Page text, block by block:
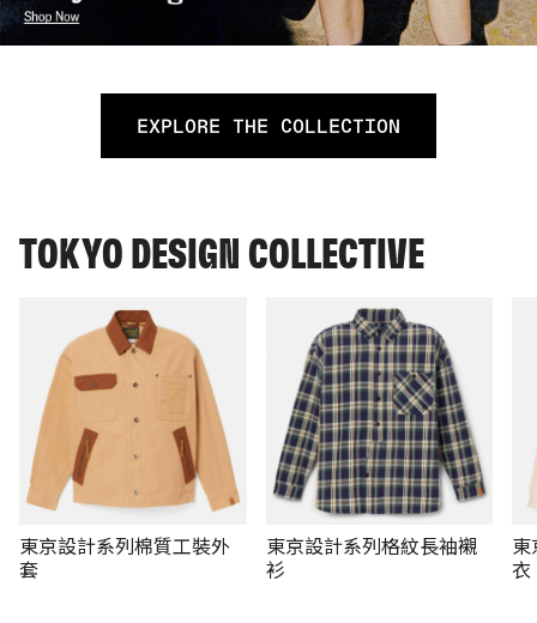
EXPLORE THE COLLECTION
TOKYO DESIGN COLLECTIVE
東京設計系列棉質工裝外
套
東京設計系列格紋長袖襯
衫
東
衣